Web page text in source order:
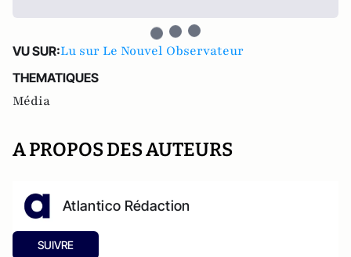
VU SUR:Lu sur Le Nouvel Observateur
THEMATIQUES
Média
A PROPOS DES AUTEURS
Atlantico Rédaction
SUIVRE